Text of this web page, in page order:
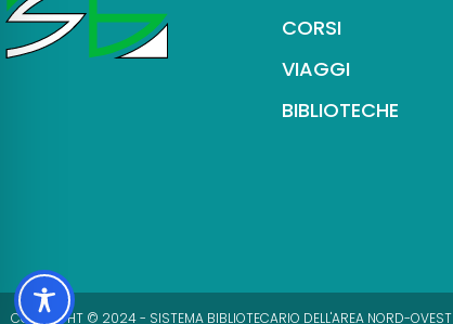
CORSI
VIAGGI
BIBLIOTECHE
COPYRIGHT © 2024 - SISTEMA BIBLIOTECARIO DELL'AREA NORD-OVEST